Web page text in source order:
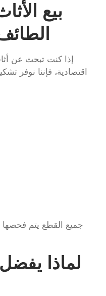
بيع
إذا كنت تبحث عن
اقتصادية، فإننا نوفر
جميع القطع يتم فحصها
لماذا يفضل